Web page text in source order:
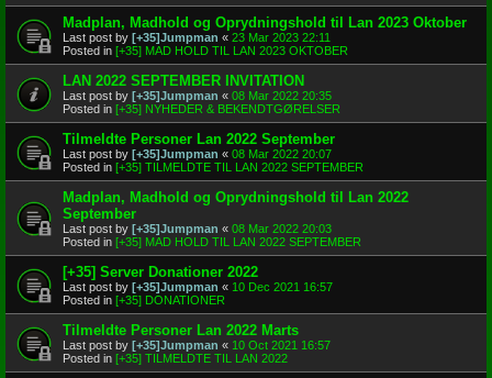
Madplan, Madhold og Oprydningshold til Lan 2023 Oktober
Last post by [+35]Jumpman « 23 Mar 2023 22:11
Posted in [+35] MAD HOLD TIL LAN 2023 OKTOBER
LAN 2022 SEPTEMBER INVITATION
Last post by [+35]Jumpman « 08 Mar 2022 20:35
Posted in [+35] NYHEDER & BEKENDTGØRELSER
Tilmeldte Personer Lan 2022 September
Last post by [+35]Jumpman « 08 Mar 2022 20:07
Posted in [+35] TILMELDTE TIL LAN 2022 SEPTEMBER
Madplan, Madhold og Oprydningshold til Lan 2022
September
Last post by [+35]Jumpman « 08 Mar 2022 20:03
Posted in [+35] MAD HOLD TIL LAN 2022 SEPTEMBER
[+35] Server Donationer 2022
Last post by [+35]Jumpman « 10 Dec 2021 16:57
Posted in [+35] DONATIONER
Tilmeldte Personer Lan 2022 Marts
Last post by [+35]Jumpman « 10 Oct 2021 16:57
Posted in [+35] TILMELDTE TIL LAN 2022